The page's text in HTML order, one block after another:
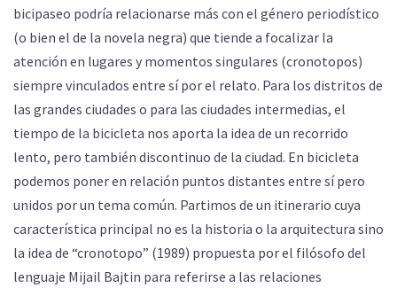
bicipaseo podría relacionarse más con el género periodístico
(o bien el de la novela negra) que tiende a focalizar la
atención en lugares y momentos singulares (cronotopos)
siempre vinculados entre sí por el relato. Para los distritos de
las grandes ciudades o para las ciudades intermedias, el
tiempo de la bicicleta nos aporta la idea de un recorrido
lento, pero también discontinuo de la ciudad. En bicicleta
podemos poner en relación puntos distantes entre sí pero
unidos por un tema común. Partimos de un itinerario cuya
característica principal no es la historia o la arquitectura sino
la idea de “cronotopo” (1989) propuesta por el filósofo del
lenguaje Mijail Bajtin para referirse a las relaciones